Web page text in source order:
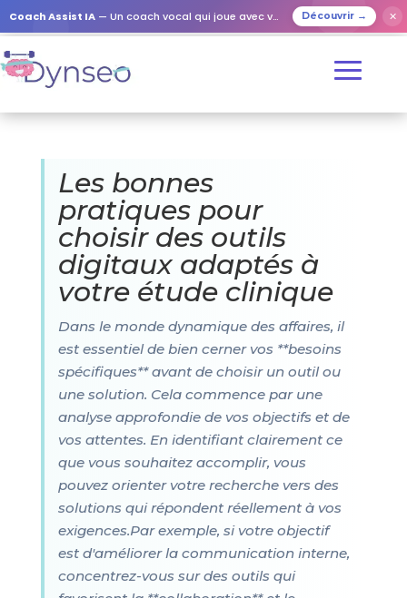
Coach Assist IA — Un coach vocal qui joue avec vos proches Découvrir → ✕
Les bonnes
pratiques pour
choisir des outils
digitaux adaptés à
votre étude clinique
Dans le monde dynamique des affaires, il
est essentiel de bien cerner vos **besoins
spécifiques** avant de choisir un outil ou
une solution. Cela commence par une
analyse approfondie de vos objectifs et de
vos attentes. En identifiant clairement ce
que vous souhaitez accomplir, vous
pouvez orienter votre recherche vers des
solutions qui répondent réellement à vos
exigences.Par exemple, si votre objectif
est d'améliorer la communication interne,
concentrez-vous sur des outils qui